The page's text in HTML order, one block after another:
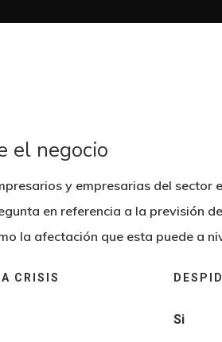
el negocio
y empresarias del sector
en referencia a la previsión
la afectación que esta puede a
CRISIS
Si